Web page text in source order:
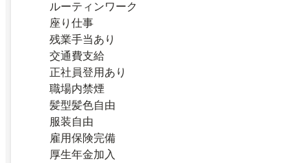
ルーティンワーク
座り仕事
残業手当あり
交通費支給
正社員登用あり
職場内禁煙
髪型髪色自由
服装自由
雇用保険完備
厚生年金加入